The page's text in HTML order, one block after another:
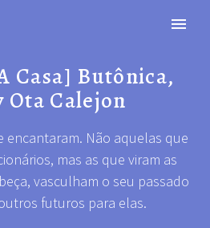
Casa] Butônica,
Ota Calejon
encantaram. Não aquelas que
mas as que viram as
vasculham o seu passado
futuros para elas.